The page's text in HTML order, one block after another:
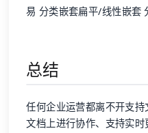
易 分类嵌套扁平/线性嵌套
总结
任何企业运营都离不开支
文档上进行协作、支持实